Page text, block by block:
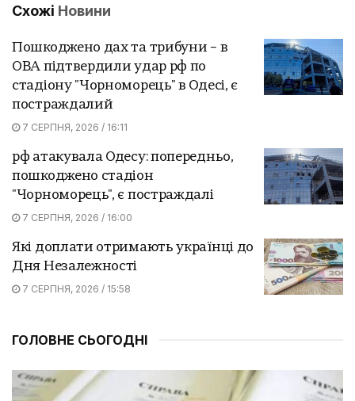
Схожі Новини
Пошкоджено дах та трибуни – в
ОВА підтвердили удар рф по
стадіону "Чорноморець" в Одесі, є
постраждалий
7 СЕРПНЯ, 2026 / 16:11
рф атакувала Одесу: попередньо,
пошкоджено стадіон
"Чорноморець", є постраждалі
7 СЕРПНЯ, 2026 / 16:00
Які доплати отримають українці до
Дня Незалежності
7 СЕРПНЯ, 2026 / 15:58
ГОЛОВНЕ СЬОГОДНІ